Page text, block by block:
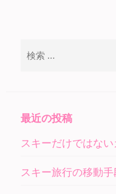
最近の投稿
スキーだけではな
スキー旅行の移動